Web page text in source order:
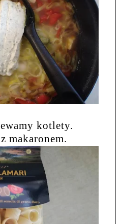
kotlety.
makaronem.